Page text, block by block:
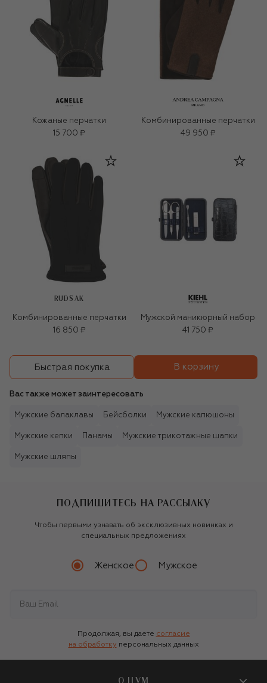
Кожаные перчатки
15 700 ₽
Комбинированные перчатки
49 950 ₽
RUDSAK
Комбинированные перчатки
16 850 ₽
Мужской маникюрный набор
41 750 ₽
Быстрая покупка В корзину
Вас также может заинтересовать
Мужские балаклавы Бейсболки Мужские капюшоны
Мужские кепки Панамы Мужские трикотажные шапки
Мужские шляпы
ПОДПИШИТЕСЬ НА РАССЫЛКУ
Чтобы первыми узнавать об эксклюзивных новинках и
специальных предложениях
Женское Мужское
Продолжая, вы даете согласие
на обработку персональных данных